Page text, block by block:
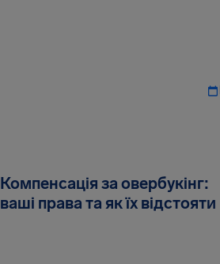
Компенсація за овербукінг:
ваші права та як їх відстояти